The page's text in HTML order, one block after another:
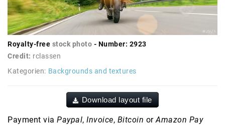
Royalty-free stock photo - Number: 2923
Credit: rclassen
Kategorien: Backgrounds and textures
Download layout file
Payment via Paypal, Invoice, Bitcoin orAmazon Pay